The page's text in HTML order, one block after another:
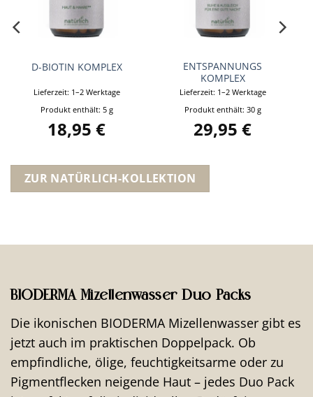
D-BIOTIN KOMPLEX
Lieferzeit: 1–2 Werktage
Produkt enthält: 5 g
18,95 €
ENTSPANNUNGS
KOMPLEX
Lieferzeit: 1–2 Werktage
Produkt enthält: 30 g
29,95 €
ZUR NATÜRLICH-KOLLEKTION
BIODERMA Mizellenwasser Duo Packs
Die ikonischen BIODERMA Mizellenwasser gibt es
jetzt auch im praktischen Doppelpack. Ob
empfindliche, ölige, feuchtigkeitsarme oder zu
Pigmentflecken neigende Haut – jedes Duo Pack